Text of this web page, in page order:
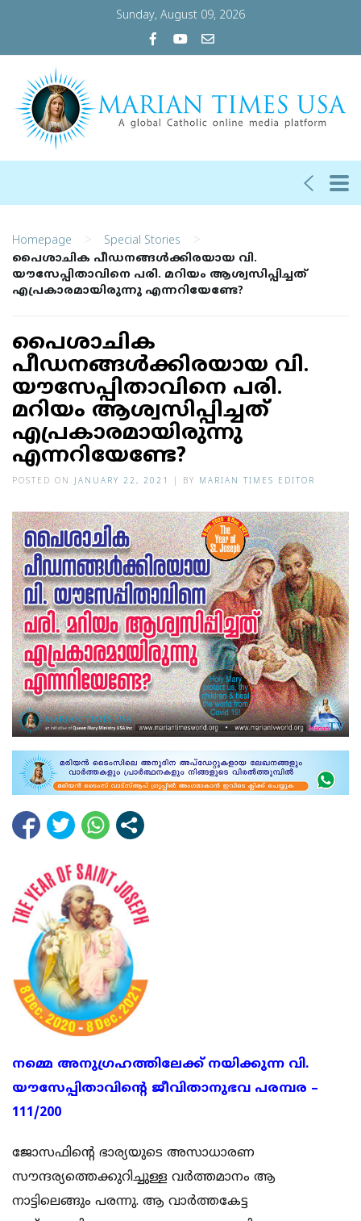
Sunday, August 09, 2026
Homepage > Special Stories >
പൈശാചിക പീഡനങ്ങള്‍ക്കിരയായ വി.
യൗസേപ്പിതാവിനെ പരി. മറിയം ആശ്വസിപ്പിച്ചത്
എപ്രകാരമായിരുന്നു എന്നറിയേണ്ടേ?
പൈശാചിക
പീഡനങ്ങള്‍ക്കിരയായ വി.
യൗസേപ്പിതാവിനെ പരി.
മറിയം ആശ്വസിപ്പിച്ചത്
എപ്രകാരമായിരുന്നു
എന്നറിയേണ്ടേ?
POSTED ON JANUARY 22, 2021 BY MARIAN TIMES EDITOR
നമ്മെ അനുഗ്രഹത്തിലേക്ക് നയിക്കുന്ന വി.
യൗസേപ്പിതാവിന്റെ ജീവിതാനുഭവ പരമ്പര –
111/200
ജോസഫിന്റെ ഭാര്യയുടെ അസാധാരണ
സൗന്ദര്യത്തെക്കുറിച്ചുള്ള വർത്തമാനം ആ
നാട്ടിലെങ്ങും പരന്നു. ആ വാർത്തകേട്ട